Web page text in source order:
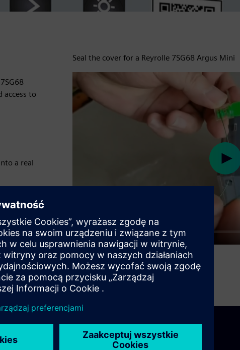
access to
a real
real
Seal the cover for a Reyrolle 7SG68 Argus Mini
Play
Play